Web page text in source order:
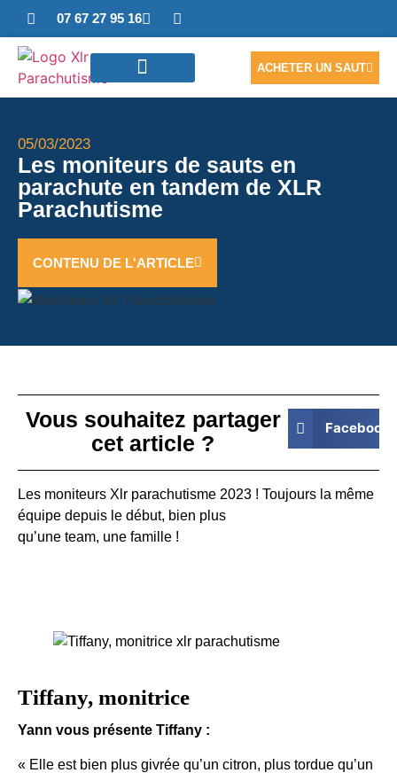
07 67 27 95 16
ACHETER UN SAUT
05/03/2023
Les moniteurs de sauts en
parachute en tandem de XLR
Parachutisme
CONTENU DE L'ARTICLE
Vous souhaitez partager
cet article ?
Facebook
Les moniteurs Xlr parachutisme 2023 ! Toujours la même
équipe depuis le début, bien plus
qu’une team, une famille !
Tiffany, monitrice
Yann vous présente Tiffany :
« Elle est bien plus givrée qu’un citron, plus tordue qu’un